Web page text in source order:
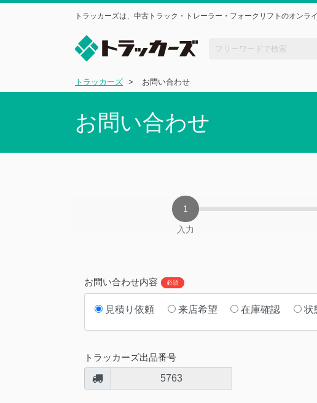
トラッカーズは、中古トラック・トレーラー・フォークリフトのオンラ
トラッカーズ お問い合わせ
お問い合わせ
入力
お問い合わせ内容 必須
見積り依頼 来店希望 在庫確認 状
トラッカーズ出品番号
5763